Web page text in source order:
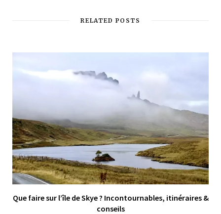
RELATED POSTS
Que faire sur l’île de Skye ? Incontournables, itinéraires &
conseils